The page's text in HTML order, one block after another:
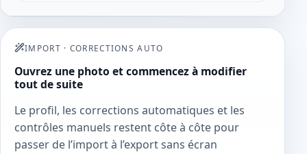
IMPORT · CORRECTIONS AUTO
Ouvrez une photo et commencez à modifier
tout de suite
Le profil, les corrections automatiques et les
contrôles manuels restent côte à côte pour
passer de l’import à l’export sans écran